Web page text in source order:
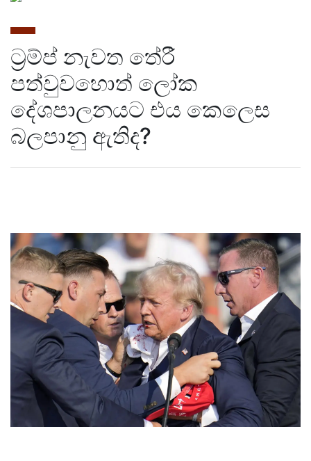
ට්‍රම්ප් නැවත තේරී
පත්වුවහොත් ලෝක
දේශපාලනයට එය කෙලෙස
බලපානු ඇතිද​?